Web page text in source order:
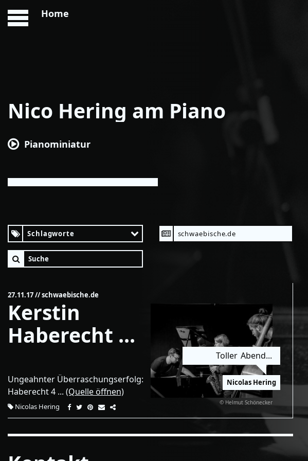
Home
Nico Hering am Piano
Pianominiatur
Schlagworte schwaebische.de
27.11.17// schwaebische.de
Kerstin
Haberecht ...
© Helmut Schönecker
Toller Abend...
Nicolas Hering
Ungeahnter Überraschungserfolg:
Haberecht 4 ... (Quelle öffnen)
Nicolas Hering